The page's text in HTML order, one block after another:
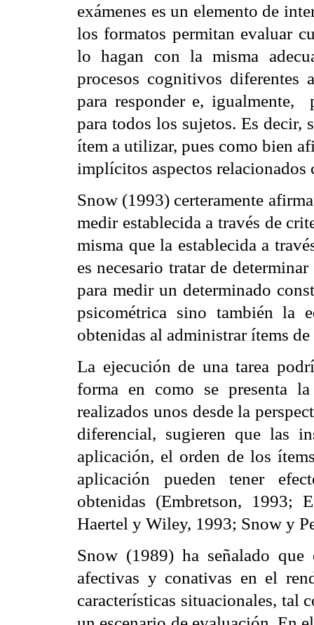
exámenes es un elemento de
los formatos permitan evaluar
lo hagan con la misma
procesos cognitivos diferentes
para responder e, igualmente,
para todos los sujetos. Es decir,
ítem a utilizar, pues como bien
implícitos aspectos relacionados
Snow (1993) certeramente
medir establecida a través de
misma que la establecida a
es necesario tratar de
para medir un determinado
psicométrica sino también la
obtenidas al administrar ítems
La ejecución de una tarea
forma en como se presenta
realizados unos desde la
diferencial, sugieren que las
aplicación, el orden de los
aplicación pueden tener
obtenidas (Embretson, 1993;
Haertel y Wiley, 1993; Snow y
Snow (1989) ha señalado
afectivas y conativas en el
características situacionales, tal